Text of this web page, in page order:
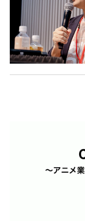
Autodesk Fusion ×
『MERCURY Entei